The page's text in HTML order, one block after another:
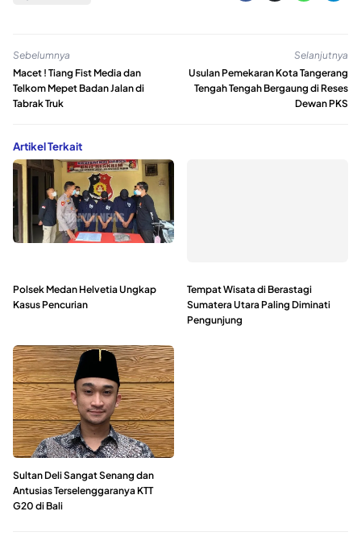
Sebelumnya
Macet ! Tiang Fist Media dan
Telkom Mepet Badan Jalan di
Tabrak Truk
Selanjutnya
Usulan Pemekaran Kota Tangerang
Tengah Tengah Bergaung di Reses
Dewan PKS
Artikel Terkait
Polsek Medan Helvetia Ungkap
Kasus Pencurian
Tempat Wisata di Berastagi
Sumatera Utara Paling Diminati
Pengunjung
Sultan Deli Sangat Senang dan
Antusias Terselenggaranya KTT
G20 di Bali